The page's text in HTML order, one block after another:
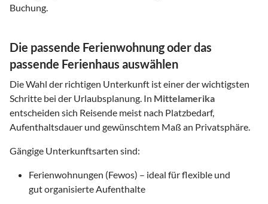
Buchung.
Die passende Ferienwohnung oder das
passende Ferienhaus auswählen
Die Wahl der richtigen Unterkunft ist einer der wichtigsten
Schritte bei der Urlaubsplanung. In Mittelamerika
entscheiden sich Reisende meist nach Platzbedarf,
Aufenthaltsdauer und gewünschtem Maß an Privatsphäre.
Gängige Unterkunftsarten sind:
Ferienwohnungen (Fewos) – ideal für flexible und
gut organisierte Aufenthalte